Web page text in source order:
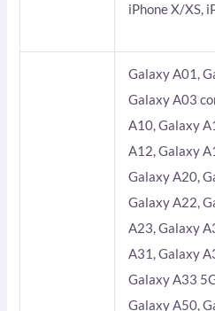
iPhone X/XS,
Galaxy A01,
Galaxy A03
A10, Galaxy
A12, Galaxy
Galaxy A20,
Galaxy A22,
A23, Galaxy
A31, Galaxy
Galaxy A33
Galaxy A50,